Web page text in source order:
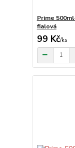
Prime
fialová
99 Kč/ks